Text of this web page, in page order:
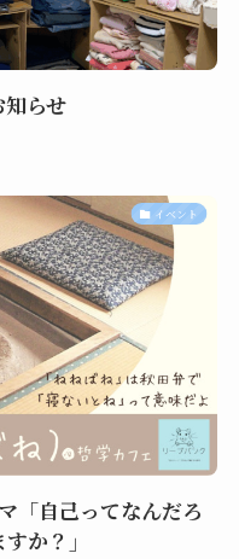
らせ
イベント
「自己ってなんだろ
か？」